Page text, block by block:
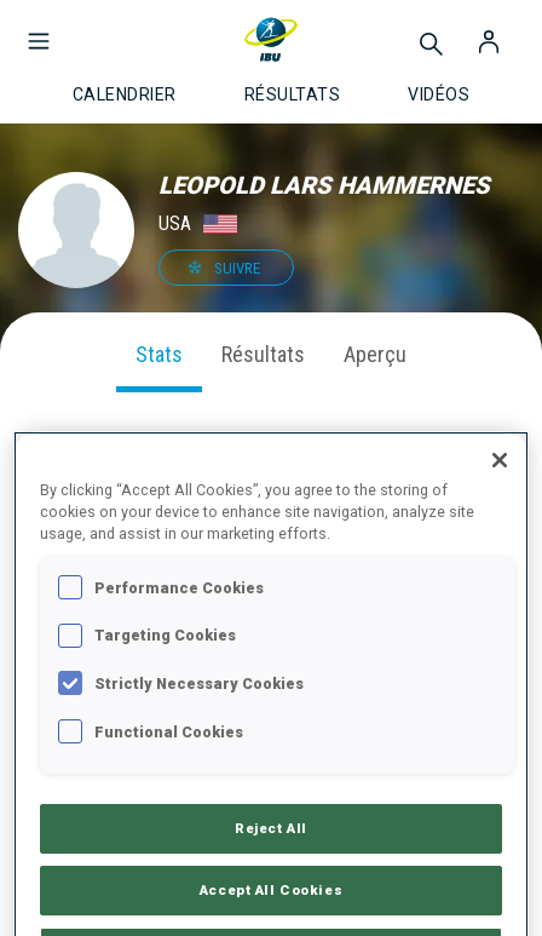
CALENDRIER RÉSULTATS VIDÉOS
LEOPOLD LARS HAMMERNES
USA
SUIVRE
Stats Résultats Aperçu
PERFORMANCE SUR LA SAISON
MOYENNE DE PERFORMANCE
DONNÉES NON DISPONIBLES
TENDANCE DES PERFORMANCES
By clicking “Accept All Cookies”, you agree to the storing of
cookies on your device to enhance site navigation, analyze site
usage, and assist in our marketing efforts.
Performance Cookies
Targeting Cookies
Strictly Necessary Cookies
Functional Cookies
Reject All
Accept All Cookies